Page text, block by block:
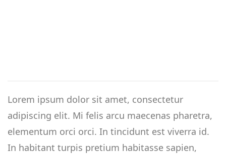
Lorem ipsum dolor sit amet, consectetur
adipiscing elit. Mi felis arcu maecenas pharetra,
elementum orci orci. In tincidunt est viverra id.
In habitant turpis pretium habitasse sapien,